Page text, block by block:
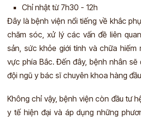
Chỉ nhật từ 7h30 - 12h
Đây là bệnh viện nổi tiếng về khắc
chăm sóc, xử lý các vấn đề liên
sản, sức khỏe giới tính và chữa hiếm
vực phía Bắc. Đến đây, bệnh nhân sẽ
đội ngũ y bác sĩ chuyên khoa hàng
Không chỉ vậy, bệnh viện còn đầu tư
y tế hiện đại và áp dụng những